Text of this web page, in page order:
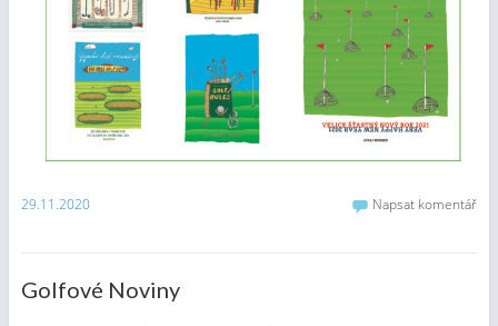
29.11.2020 Napsat komentář
Golfové Noviny